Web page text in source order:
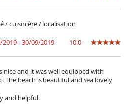
/ cuisinière / localisation
2019 - 30/09/2019 10.0
nice and it was well equipped with
The beach is beautiful and sea lovely
and helpful.